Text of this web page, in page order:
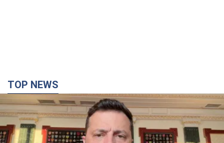
TOP NEWS